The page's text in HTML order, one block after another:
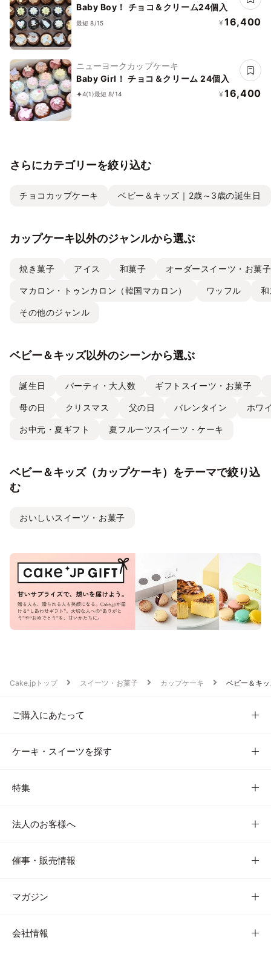
Baby Boy！ チョコ＆クリーム24個入
最短 8/15 ¥ 16,400
ニューヨークカップケーキ
Baby Girl！ チョコ＆クリーム 24個入
4(1)最短 8/14 ¥ 16,400
さらにカテゴリーを絞り込む
チョコカップケーキ ベビー＆キッズ｜2歳～3歳の誕生日
カップケーキ以外のジャンルから選ぶ
焼き菓子 アイス 和菓子 オーダースイーツ・お菓子
マカロン・トゥンカロン（韓国マカロン） ワッフル
その他のジャンル
ベビー＆キッズ以外のシーンから選ぶ
誕生日 パーティ・大人数 ギフトスイーツ・お菓子
母の日 クリスマス 父の日 バレンタイン ホワ
お中元・夏ギフト 夏フルーツスイーツ・ケーキ
ベビー＆キッズ（カップケーキ）をテーマで絞り込
む
おいしいスイーツ・お菓子
Cake.jpトップ スイーツ・お菓子 カップケーキ ベビー＆キ
ご購入にあたって
ケーキ・スイーツを探す
特集
法人のお客様へ
催事・販売情報
マガジン
会社情報